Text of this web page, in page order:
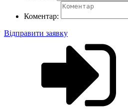
Коментар:
Відправити заявку